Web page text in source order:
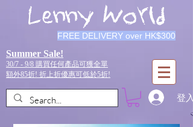
Lenny World
FREE DELIVERY over HK$300
Summer Sale!
30/7 - 9/8 購買任何產品可獲全單
額外85折! 折上折優惠可低於5折!
登入